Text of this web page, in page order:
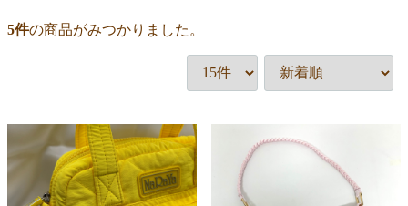
5件の商品がみつかりました。